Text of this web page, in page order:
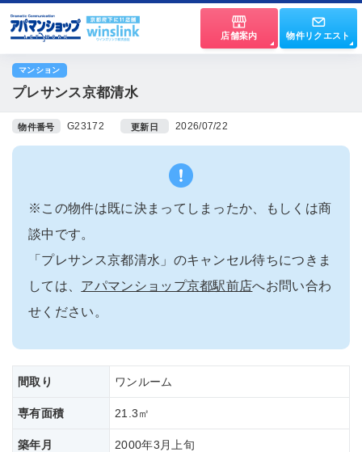
店舗案内 物件リクエスト
マンション
プレサンス京都清水
物件番号 G23172 更新日 2026/07/22
※この物件は既に決まってしまったか、もしくは商
談中です。
「プレサンス京都清水」のキャンセル待ちにつきま
しては、 アパマンショップ京都駅前店へお問い合わ
せください。
間取り ワンルーム
専有面積 21.3㎡
築年月
2000年3月上旬